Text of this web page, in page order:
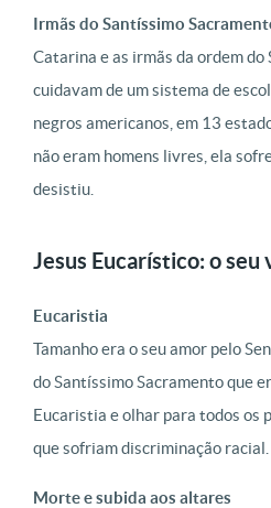
Irmãs do Santíssimo
Catarina e as irmãs da ordem
cuidavam de um sistema de
negros americanos, em 13
não eram homens livres, ela
desistiu.
Jesus Eucarístico: o
Eucaristia
Tamanho era o seu amor pelo
do Santíssimo Sacramento que
Eucaristia e olhar para todos os
que sofriam discriminação racial.
Morte e subida aos altares